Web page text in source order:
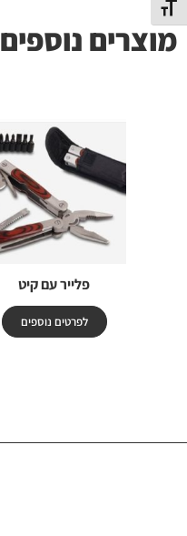
מתג גודל גופן
מוצרים נוספים
פלייר עם קיט
לפרטים נוספים